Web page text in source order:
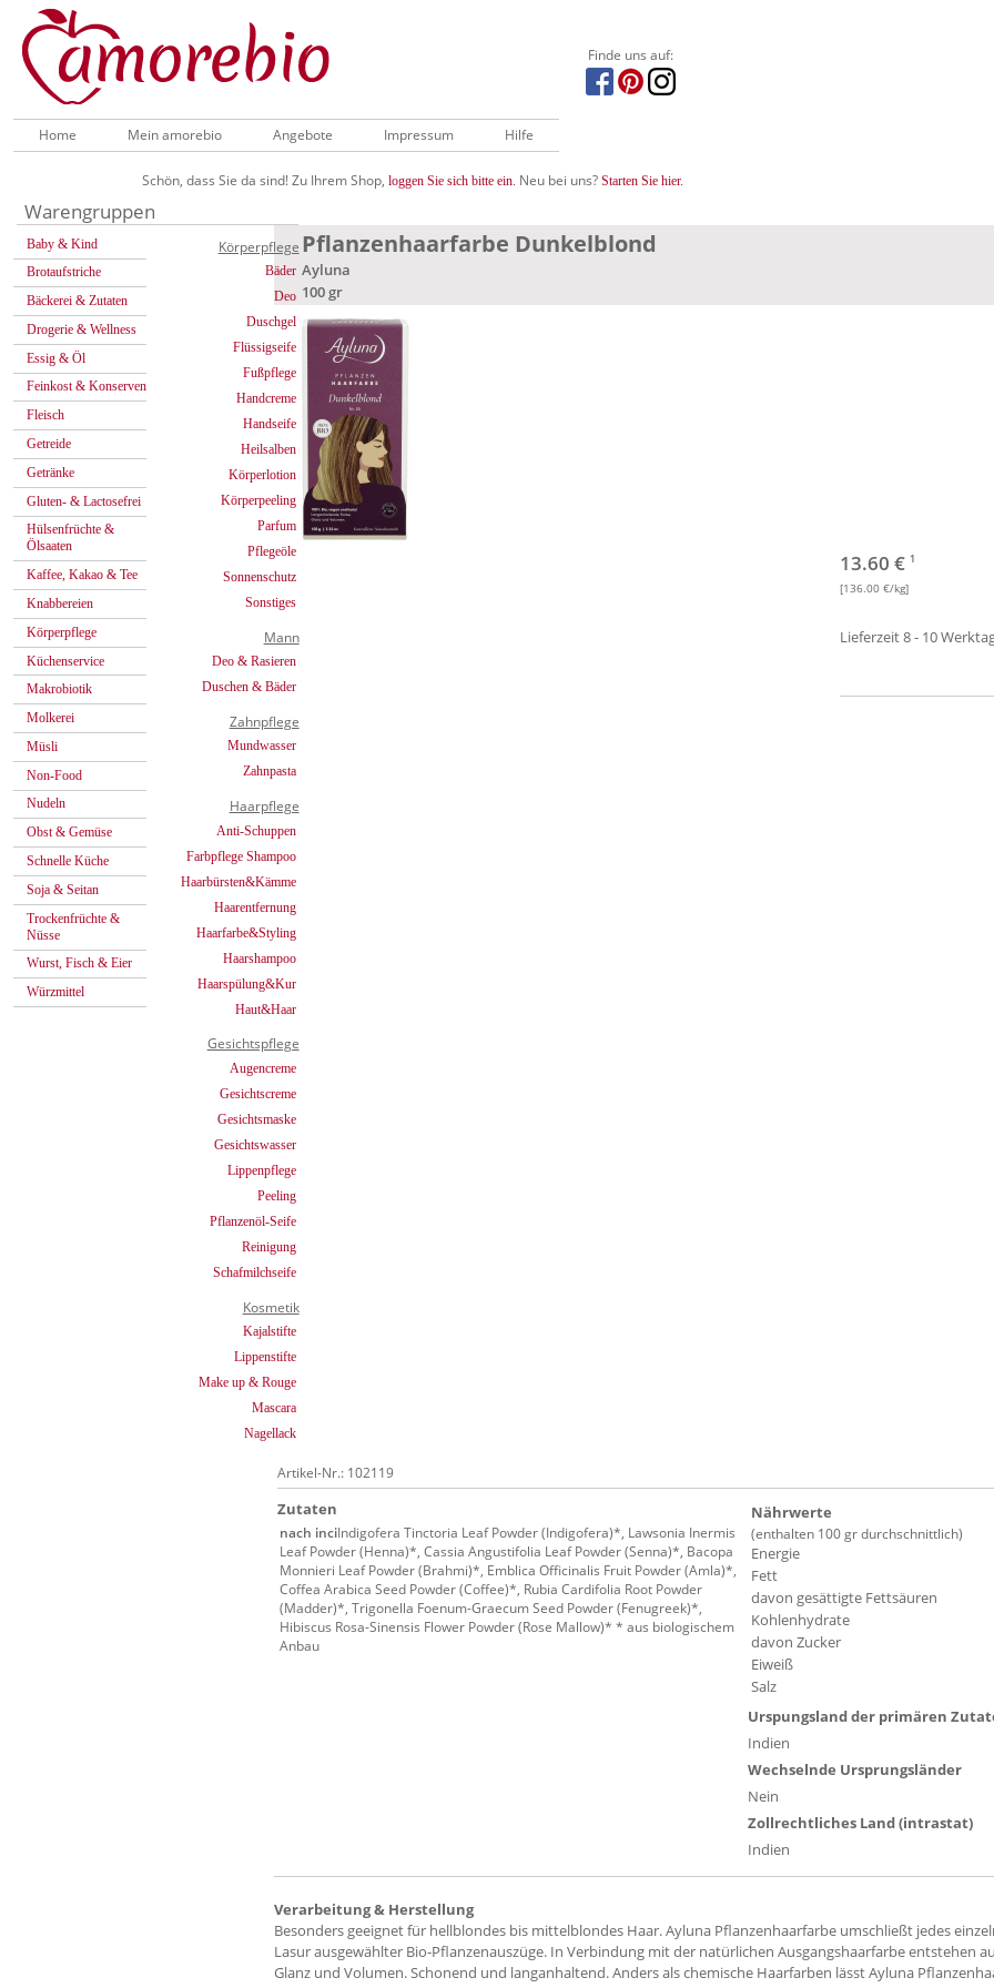
Finde uns auf:
Home Mein amorebio Angebote Impressum Hilfe
Schön, dass Sie da sind! Zu Ihrem Shop, loggen Sie sich bitte ein. Neu bei uns? Starten Sie hier.
Warengruppen
Baby & Kind
Brotaufstriche
Bäckerei & Zutaten
Drogerie & Wellness
Essig & Öl
Feinkost & Konserven
Fleisch
Getreide
Getränke
Gluten- & Lactosefrei
Hülsenfrüchte &
Ölsaaten
Kaffee, Kakao & Tee
Knabbereien
Körperpflege
Küchenservice
Makrobiotik
Molkerei
Müsli
Non-Food
Nudeln
Obst & Gemüse
Schnelle Küche
Soja & Seitan
Trockenfrüchte &
Nüsse
Wurst, Fisch & Eier
Würzmittel
Körperpflege
Bäder
Deo
Duschgel
Flüssigseife
Fußpflege
Handcreme
Handseife
Heilsalben
Körperlotion
Körperpeeling
Parfum
Pflegeöle
Sonnenschutz
Sonstiges
Mann
Deo & Rasieren
Duschen & Bäder
Zahnpflege
Mundwasser
Zahnpasta
Haarpflege
Anti-Schuppen
Farbpflege Shampoo
Haarbürsten&Kämme
Haarentfernung
Haarfarbe&Styling
Haarshampoo
Haarspülung&Kur
Haut&Haar
Gesichtspflege
Augencreme
Gesichtscreme
Gesichtsmaske
Gesichtswasser
Lippenpflege
Peeling
Pflanzenöl-Seife
Reinigung
Schafmilchseife
Kosmetik
Kajalstifte
Lippenstifte
Make up & Rouge
Mascara
Nagellack
Pflanzenhaarfarbe Dunkelblond
Ayluna
100 gr
13.60 € 1
[136.00 €/kg]
Lieferzeit 8 - 10
Artikel-Nr.: 102119
Zutaten
nach inciIndigofera Tinctoria Leaf Powder (Indigofera)*, Lawsonia Inermis
Leaf Powder (Henna)*, Cassia Angustifolia Leaf Powder (Senna)*, Bacopa
Monnieri Leaf Powder (Brahmi)*, Emblica Officinalis Fruit Powder (Amla)*,
Coffea Arabica Seed Powder (Coffee)*, Rubia Cardifolia Root Powder
(Madder)*, Trigonella Foenum-Graecum Seed Powder (Fenugreek)*,
Hibiscus Rosa-Sinensis Flower Powder (Rose Mallow)* * aus biologischem
Anbau
Nährwerte
(enthalten 100 gr durchschnittlich)
Energie
Fett
davon gesättigte Fettsäuren
Kohlenhydrate
davon Zucker
Eiweiß
Salz
Urspungsland der primären
Indien
Wechselnde Ursprungsländer
Nein
Zollrechtliches Land (intrastat)
Indien
Verarbeitung & Herstellung
Besonders geeignet für hellblondes bis mittelblondes Haar. Ayluna Pflanzenhaarfarbe umschließt jedes
Lasur ausgewählter Bio-Pflanzenauszüge. In Verbindung mit der natürlichen Ausgangshaarfarbe entstehen
Glanz und Volumen. Schonend und langanhaltend. Anders als chemische Haarfarben lässt Ayluna